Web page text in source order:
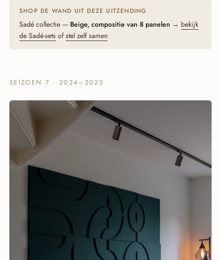
SHOP DE WAND UIT DEZE UITZENDING
Sadé collectie — Beige, compositie van 8 panelen → bekijk
de Sadé-sets of stel zelf samen
SEIZOEN 7 · 2024–2025